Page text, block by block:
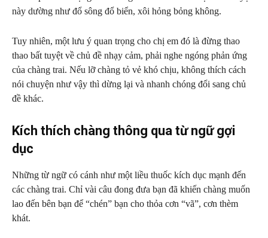
này dường như đổ sông đổ biển, xôi hỏng bỏng không.
Tuy nhiên, một lưu ý quan trọng cho chị em đó là đừng thao
thao bất tuyệt về chủ đề nhạy cảm, phải nghe ngóng phản ứng
của chàng trai. Nếu lỡ chàng tỏ vẻ khó chịu, không thích cách
nói chuyện như vậy thì dừng lại và nhanh chóng đổi sang chủ
đề khác.
Kích thích chàng thông qua từ ngữ gợi
dục
Những từ ngữ có cánh như một liều thuốc kích dục mạnh đến
các chàng trai. Chỉ vài câu đong đưa bạn đã khiến chàng muốn
lao đến bên bạn để “chén” bạn cho thỏa cơn “vã”, cơn thèm
khát.